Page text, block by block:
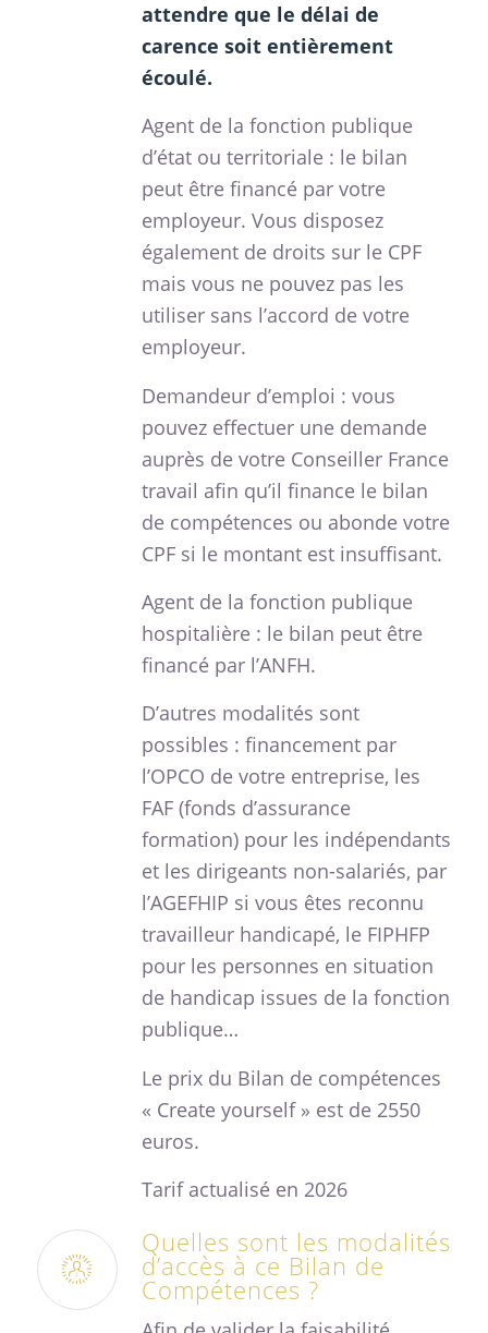
attendre que le délai de
carence soit entièrement
écoulé.
Agent de la fonction publique
d’état ou territoriale : le bilan
peut être financé par votre
employeur. Vous disposez
également de droits sur le CPF
mais vous ne pouvez pas les
utiliser sans l’accord de votre
employeur.
Demandeur d’emploi : vous
pouvez effectuer une demande
auprès de votre Conseiller France
travail afin qu’il finance le bilan
de compétences ou abonde votre
CPF si le montant est insuffisant.
Agent de la fonction publique
hospitalière : le bilan peut être
financé par l’ANFH.
D’autres modalités sont
possibles : financement par
l’OPCO de votre entreprise, les
FAF (fonds d’assurance
formation) pour les indépendants
et les dirigeants non-salariés, par
l’AGEFHIP si vous êtes reconnu
travailleur handicapé, le FIPHFP
pour les personnes en situation
de handicap issues de la fonction
publique…
Le prix du Bilan de compétences
« Create yourself » est de 2550
euros.
Tarif actualisé en 2026
Quelles sont les modalités
d’accès à ce Bilan de
Compétences ?